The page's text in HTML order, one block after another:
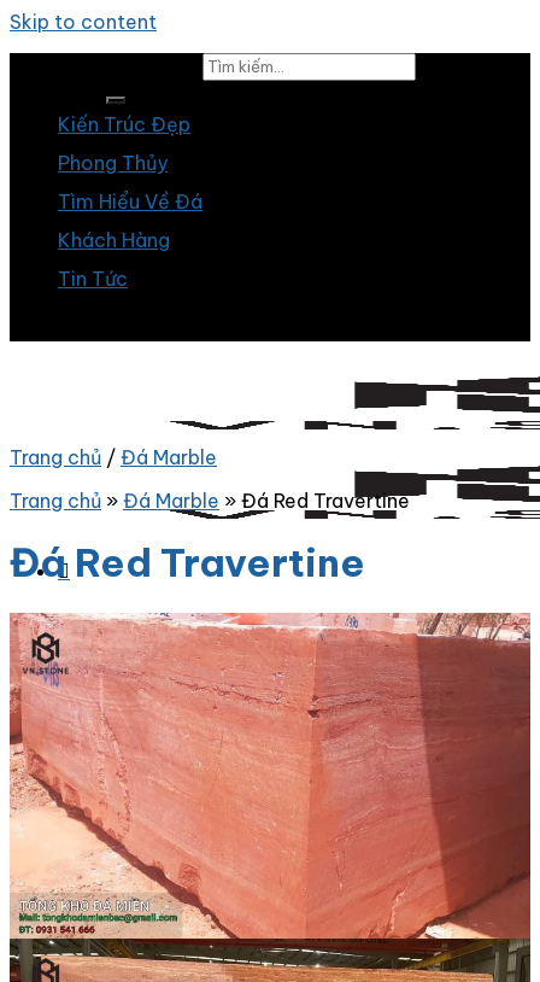
Skip to content
Kiến Trúc Đẹp
Phong Thủy
Tìm Hiểu Về Đá
Khách Hàng
Tin Tức
Danh Mục Sản Phẩm
Đá Granite
Đá Granite Màu Vàng
Đá Granite Màu Xám
Đá Granite Màu Đen
Đá Granite Màu Xanh
Đá Granite Màu Nâu
Trang chủ / Đá Marble
Trang chủ » Đá Marble » Đá Red Travertine
Đá Red Travertine